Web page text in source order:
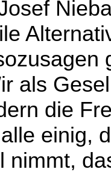
als
die
einig,
nimmt,